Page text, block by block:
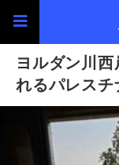
ヨルダン川
れるパレスチ